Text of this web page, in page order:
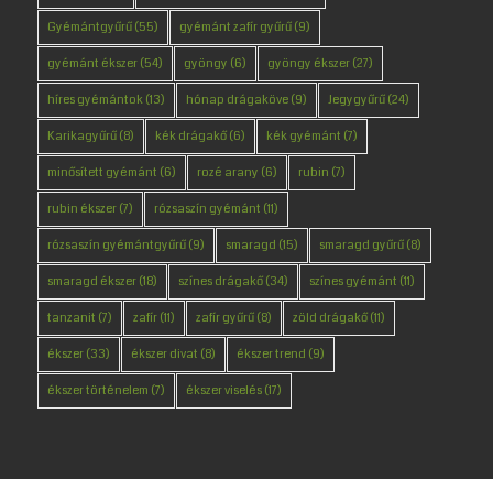
Gyémántgyűrű(55) gyémánt zafír gyűrű(9)
gyémánt ékszer(54) gyöngy (6) gyöngy ékszer(27)
híres gyémántok(13) hónap drágaköve(9) Jegygyűrű(24)
Karikagyűrű(8) kék drágakő(6) kék gyémánt (7)
minősített gyémánt (6) rozé arany (6) rubin (7)
rubin ékszer(7) rózsaszín gyémánt (11)
rózsaszín gyémántgyűrű(9) smaragd (15) smaragd gyűrű(8)
smaragd ékszer(18) színes drágakő(34) színes gyémánt (11)
tanzanit (7) zafír(11) zafír gyűrű(8) zöld drágakő(11)
ékszer(33) ékszer divat (8) ékszer trend (9)
ékszer történelem (7) ékszer viselés(17)